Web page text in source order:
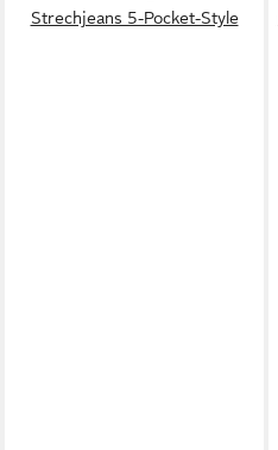
Strechjeans 5-Pocket-Style